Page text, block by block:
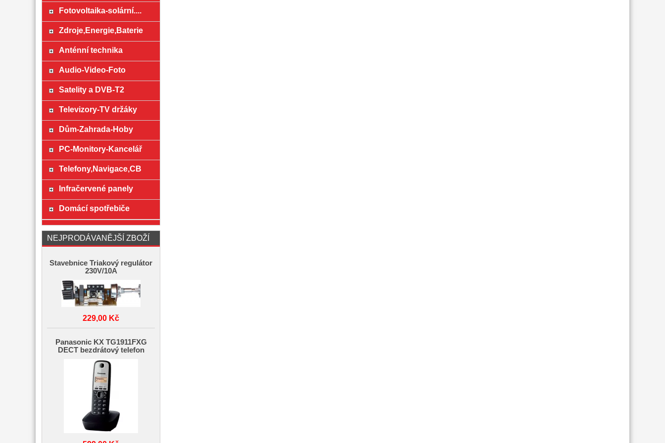
Fotovoltaika-solární....
Zdroje,Energie,Baterie
Anténní technika
Audio-Video-Foto
Satelity a DVB-T2
Televizory-TV držáky
Dům-Zahrada-Hoby
PC-Monitory-Kancelář
Telefony,Navigace,CB
Infračervené panely
Domácí spotřebiče
NEJPRODÁVANĚJŠÍ ZBOŽÍ
Stavebnice Triakový regulátor
230V/10A
229,00 Kč
Panasonic KX TG1911FXG
DECT bezdrátový telefon